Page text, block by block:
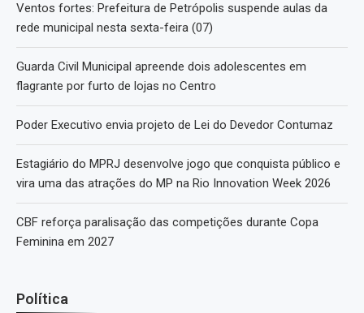
Ventos fortes: Prefeitura de Petrópolis suspende aulas da
rede municipal nesta sexta-feira (07)
Guarda Civil Municipal apreende dois adolescentes em
flagrante por furto de lojas no Centro
Poder Executivo envia projeto de Lei do Devedor Contumaz
Estagiário do MPRJ desenvolve jogo que conquista público e
vira uma das atrações do MP na Rio Innovation Week 2026
CBF reforça paralisação das competições durante Copa
Feminina em 2027
Política